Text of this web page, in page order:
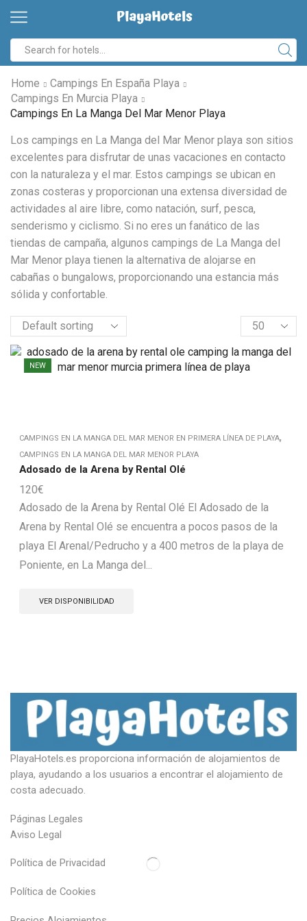
Home
Campings En España Playa
Campings En Murcia Playa
Campings En La Manga Del Mar Menor Playa
Los campings en La Manga del Mar Menor playa son sitios
excelentes para disfrutar de unas vacaciones en contacto
con la naturaleza y el mar. Estos campings se ubican en
zonas costeras y proporcionan una extensa diversidad de
actividades al aire libre, como natación, surf, pesca,
senderismo y ciclismo. Si no eres un fanático de las
tiendas de campaña, algunos campings de La Manga del
Mar Menor playa tienen la alternativa de alojarse en
cabañas o bungalows, proporcionando una estancia más
sólida y confortable.
Products
per
page
NEW
CAMPINGS EN LA MANGA DEL MAR MENOR EN PRIMERA LÍNEA DE PLAYA,
CAMPINGS EN LA MANGA DEL MAR MENOR PLAYA
Adosado de la Arena by Rental Olé
120€
Adosado de la Arena by Rental Olé El Adosado de la
Arena by Rental Olé se encuentra a pocos pasos de la
playa El Arenal/Pedrucho y a 400 metros de la playa de
Poniente, en La Manga del...
VER DISPONIBILIDAD
PlayaHotels.es proporciona información de alojamientos de
playa, ayudando a los usuarios a encontrar el alojamiento de
costa adecuado.
Páginas Legales
Aviso Legal
Política de Privacidad
Política de Cookies